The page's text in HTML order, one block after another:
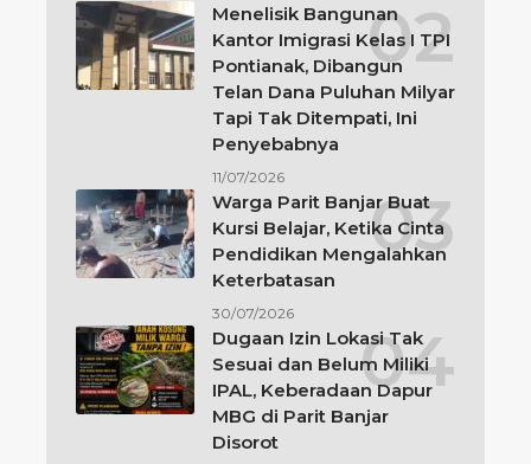
Menelisik Bangunan
Kantor Imigrasi Kelas I TPI
Pontianak, Dibangun
Telan Dana Puluhan Milyar
Tapi Tak Ditempati, Ini
Penyebabnya
11/07/2026
Warga Parit Banjar Buat
Kursi Belajar, Ketika Cinta
Pendidikan Mengalahkan
Keterbatasan
30/07/2026
Dugaan Izin Lokasi Tak
Sesuai dan Belum Miliki
IPAL, Keberadaan Dapur
MBG di Parit Banjar
Disorot